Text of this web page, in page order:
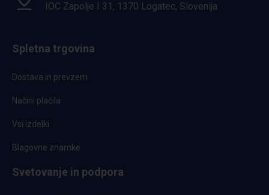
IOC Zapolje I 31, 1370 Logatec, Slovenija
Spletna trgovina
Dostava in prevzem
Načini plačila
Vsi izdelki
Blagovne znamke
Svetovanje in podpora